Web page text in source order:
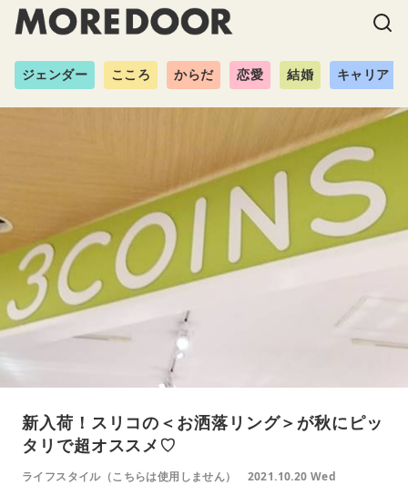
ジェンダー こころ からだ 恋愛 結婚 キャリア
新入荷！スリコの＜お洒落リング＞が秋にピッ
タリで超オススメ♡
ライフスタイル（こちらは使用しません） 2021.10.20 Wed